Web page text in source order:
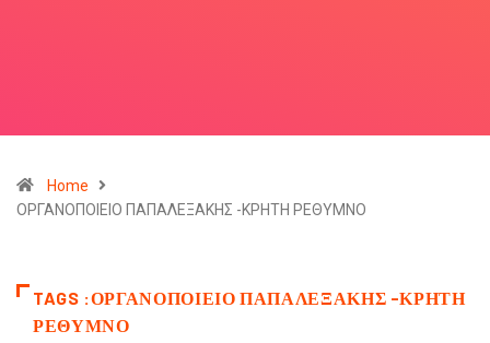
Home
ΟΡΓΑΝΟΠΟΙΕΙΟ ΠΑΠΑΛΕΞΑΚΗΣ -ΚΡΗΤΗ ΡΕΘΥΜΝΟ
TAGS :ΟΡΓΑΝΟΠΟΙΕΙΟ ΠΑΠΑΛΕΞΑΚΗΣ -ΚΡΗΤΗ
ΡΕΘΥΜΝΟ